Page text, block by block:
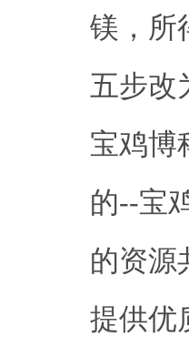
镁，所
五步改
宝鸡博
的--宝
的资源
提供优